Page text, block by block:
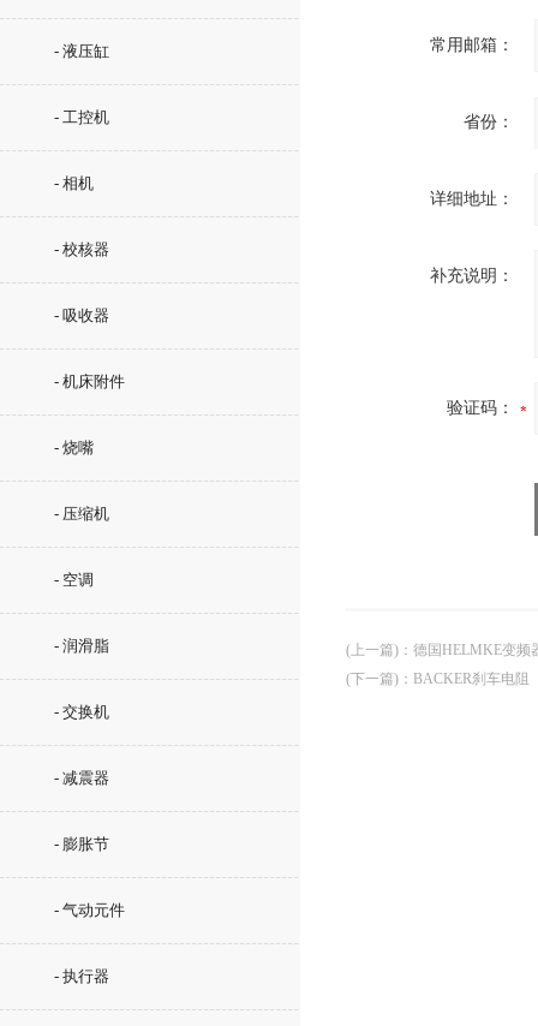
- 液压缸
- 工控机
- 相机
- 校核器
- 吸收器
- 机床附件
- 烧嘴
- 压缩机
- 空调
- 润滑脂
- 交换机
- 减震器
- 膨胀节
- 气动元件
- 执行器
常用邮箱：
省份：
详细地址：
补充说明：
验证码：
(上一篇) ： 德国HELMKE变频
(下一篇) ： BACKER刹车电阻